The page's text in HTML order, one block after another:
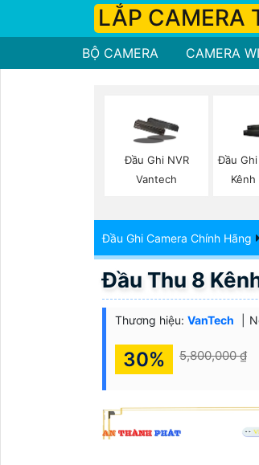
LẮP CAMERA
BỘ CAMERA CAMERA
Đầu Ghi NVR
Vantech
Đầu Ghi
Đầu Ghi Camera Chính Hãng
Đầu Thu 8
Thương hiệu: VanTech
30% 5,800,000 ₫